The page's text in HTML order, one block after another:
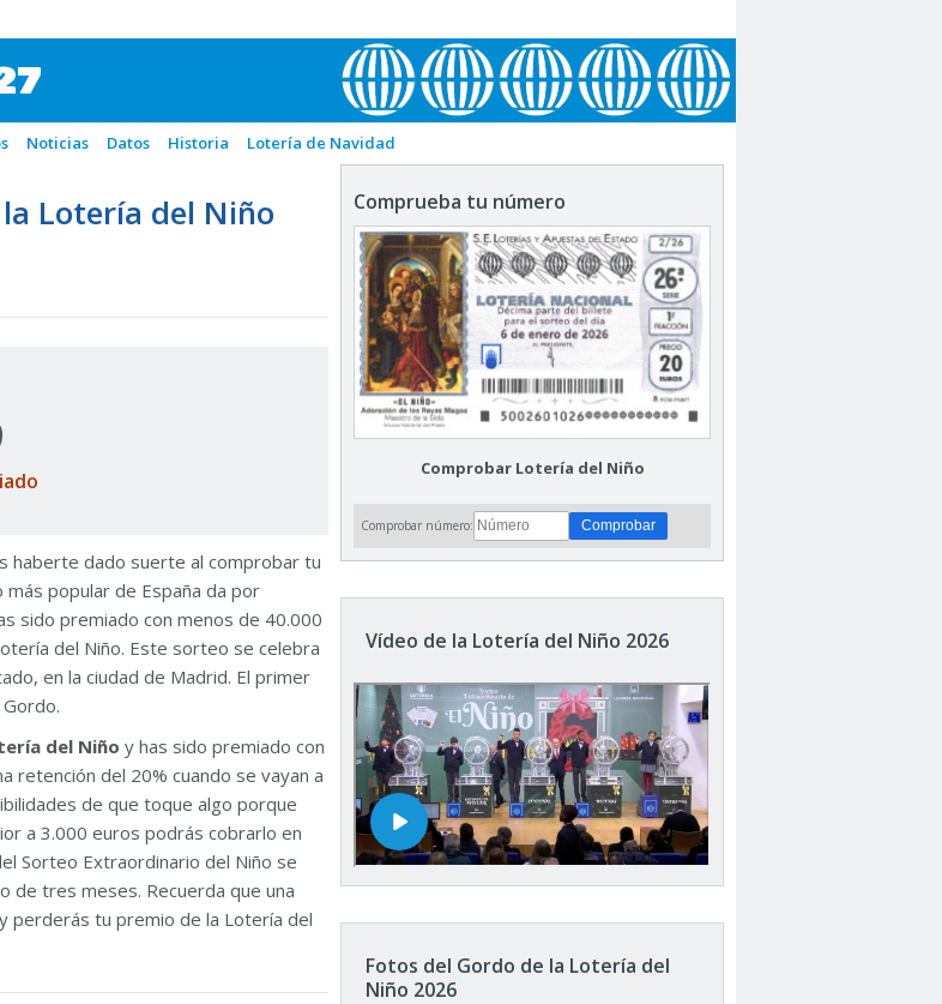
Noticias Datos Historia Lotería de Navidad
Lotería del Niño
haberte dado suerte al comprobar tu
más popular de España da por
sido premiado con menos de 40.000
del Niño. Este sorteo se celebra
en la ciudad de Madrid. El primer
del Niño y has sido premiado con
retención del 20% cuando se vayan a
de que toque algo porque
a 3.000 euros podrás cobrarlo en
Sorteo Extraordinario del Niño se
de tres meses. Recuerda que una
perderás tu premio de la Lotería del
Comprueba tu número
Comprobar Lotería del Niño
Comprobar número:
Vídeo de la Lotería del Niño 2026
Fotos del Gordo de la Lotería del
Niño 2026